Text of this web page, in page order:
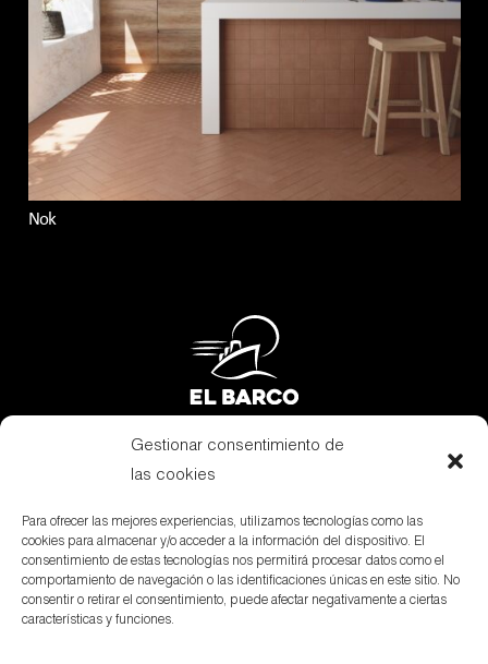
Gestionar consentimiento de
las cookies
Para ofrecer las mejores experiencias, utilizamos tecnologías como las
cookies para almacenar y/o acceder a la información del dispositivo. El
consentimiento de estas tecnologías nos permitirá procesar datos como el
comportamiento de navegación o las identificaciones únicas en este sitio. No
consentir o retirar el consentimiento, puede afectar negativamente a ciertas
características y funciones.
Nok
Subvenciones
Aviso Legal
Política de privacidad